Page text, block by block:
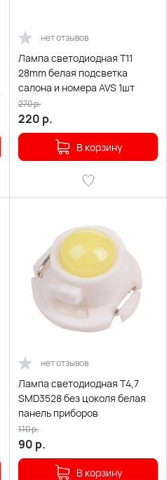
нет отзывов
Лампа светодиодная T11
28mm белая подсветка
салона и номера AVS 1шт
220 р.
270р.
В корзину
нет отзывов
Лампа светодиодная T4,7
SMD3528 без цоколя белая
панель приборов
90 р.
110р.
В корзину